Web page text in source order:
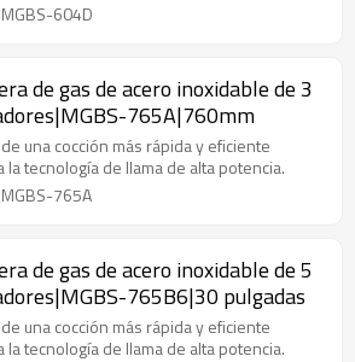
604D
de gas de acero inoxidable de 3
765A|760mm
una cocción más rápida y eficiente
la tecnología de llama de alta potencia.
765A
de gas de acero inoxidable de 5
765B6|30 pulgadas
una cocción más rápida y eficiente
la tecnología de llama de alta potencia.